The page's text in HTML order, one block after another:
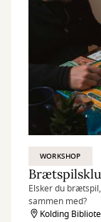
WORKSHOP
Elsker du
sammen med?
Kolding